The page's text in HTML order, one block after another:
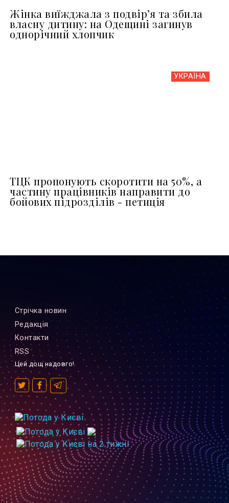
Жінка виїжджала з подвір’я та збила
власну дитину: на Одещині загинув
однорічний хлопчик
УКРАЇНА
ТЦК пропонують скоротити на 50%, а
частину працівників направити до
бойових підрозділів - петиція
Стрiчка новин
Редакцiя
Контакти
RSS
Цей дощ надовго!